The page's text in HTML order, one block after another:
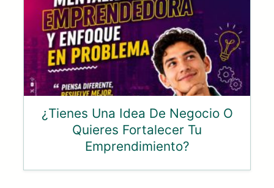
¿Tienes Una Idea De Negocio O
Quieres Fortalecer Tu
Emprendimiento?